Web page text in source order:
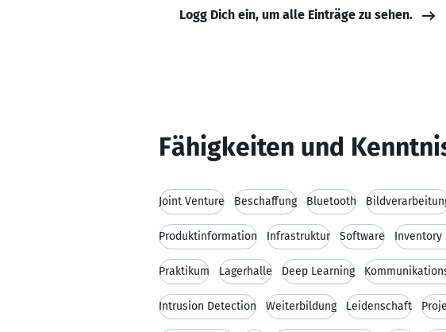
Logg Dich ein, um alle Einträge zu sehen.
Fähigkeiten und
Joint Venture Beschaffung Bluetooth
Produktinformation Infrastruktur Software Inventory
Praktikum Lagerhalle Deep Learning
Intrusion Detection Weiterbildung Leidenschaft